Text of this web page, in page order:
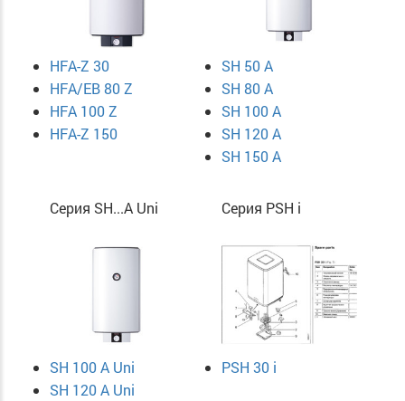
HFA-Z 30
HFA/EB 80 Z
HFA 100 Z
HFA-Z 150
SH 50 A
SH 80 A
SH 100 A
SH 120 A
SH 150 A
Серия SH...A Uni
SH 100 A Uni
SH 120 A Uni
Серия PSH i
PSH 30 i